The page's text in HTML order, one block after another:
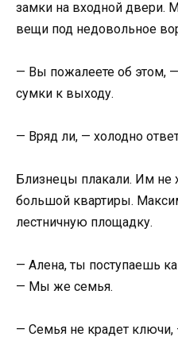
замки на входной двери.
вещи под недовольное
— Вы пожалеете об этом,
сумки к выходу.
— Вряд ли, — холодно
Близнецы плакали. Им не
большой квартиры.
лестничную площадку.
— Алена, ты поступаешь
— Мы же семья.
— Семья не крадет ключи,